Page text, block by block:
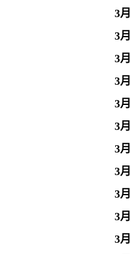
3
3
3
3
3
3
3
3
3
3
3